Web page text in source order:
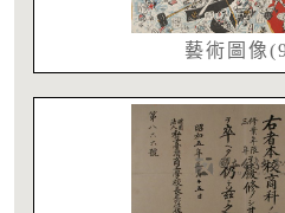
藝術圖像